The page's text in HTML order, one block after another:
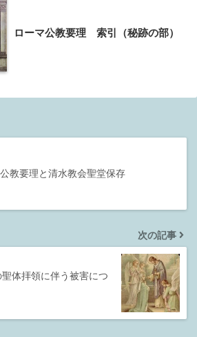
ローマ公教要理 索引（秘跡の部）
教要理と清水教会聖堂保存
次の記事
聖体拝領に伴う被害につ